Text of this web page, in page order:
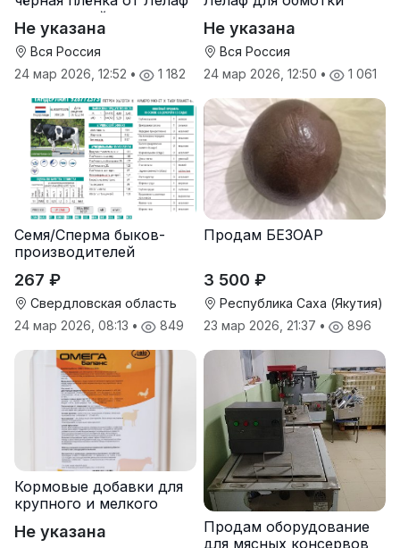
для траншей и ям
силоса/сенажа
Не указана
Вся Россия
24 мар 2026, 12:52 • 1 182
Не указана
Вся Россия
24 мар 2026, 12:50 • 1 061
Семя/Сперма быков-
производителей
267 ₽
Свердловская область
24 мар 2026, 08:13 • 849
Продам БЕЗОАР
3 500 ₽
Республика Саха (Якутия)
23 мар 2026, 21:37 • 896
Кормовые добавки для
крупного и мелкого
Не указана
Продам оборудование
для мясных консервов